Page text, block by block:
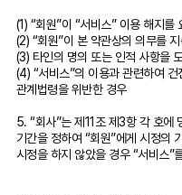
(1) “회원”이 “서비스” 이용 해지를
(2) “회원”이 본 약관상의 의무를
(3) 타인의 명의 또는 인적 사항을
(4) “서비스”의 이용과 관련하여
관계법령을 위반한 경우
5. “회사”는 제11조 제3항 각 호에
기간을 정하여 “회원”에게 시정의
시정을 하지 않았을 경우 “서비스”